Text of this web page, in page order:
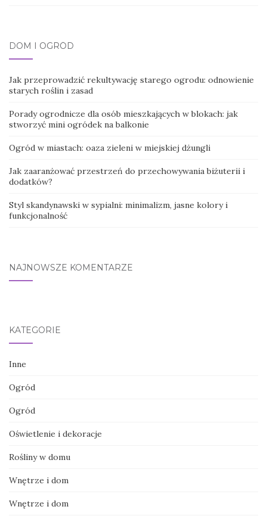
DOM I OGRÓD
Jak przeprowadzić rekultywację starego ogrodu: odnowienie
starych roślin i zasad
Porady ogrodnicze dla osób mieszkających w blokach: jak
stworzyć mini ogródek na balkonie
Ogród w miastach: oaza zieleni w miejskiej dżungli
Jak zaaranżować przestrzeń do przechowywania biżuterii i
dodatków?
Styl skandynawski w sypialni: minimalizm, jasne kolory i
funkcjonalność
NAJNOWSZE KOMENTARZE
KATEGORIE
Inne
Ogród
Ogród
Oświetlenie i dekoracje
Rośliny w domu
Wnętrze i dom
Wnętrze i dom